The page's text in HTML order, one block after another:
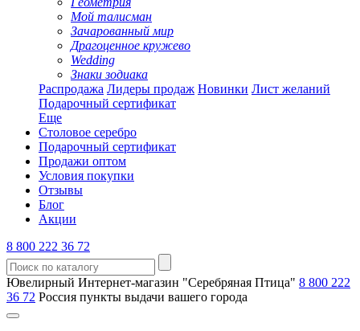
Мой талисман
Зачарованный мир
Драгоценное кружево
Wedding
Знаки зодиака
Распродажа Лидеры продаж Новинки Лист желаний
Подарочный сертификат
Еще
Столовое серебро
Подарочный сертификат
Продажи оптом
Условия покупки
Отзывы
Блог
Акции
8 800 222 36 72
Ювелирный Интернет-магазин "Серебряная Птица" 8 800 222
36 72 Россия пункты выдачи вашего города